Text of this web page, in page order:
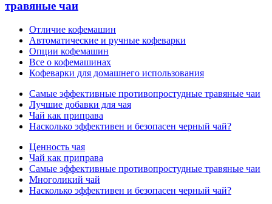
травяные чаи
Отличие кофемашин
Автоматические и ручные кофеварки
Опции кофемашин
Все о кофемашинах
Кофеварки для домашнего использования
Самые эффективные противопростудные травяные чаи
Лучшие добавки для чая
Чай как приправа
Насколько эффективен и безопасен черный чай?
Ценность чая
Чай как приправа
Самые эффективные противопростудные травяные чаи
Многоликий чай
Насколько эффективен и безопасен черный чай?